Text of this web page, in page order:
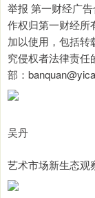
举报 第一财经广
作权归第一财经所
加以使用，包括转
究侵权者法律责任
部：
吴丹
艺术市场新生态观